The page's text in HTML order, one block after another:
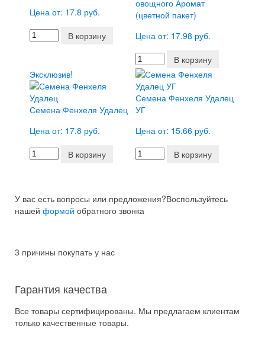
Цена от: 17.8 руб.
В корзину
овощного Аромат
(цветной пакет)
Цена от: 17.98 руб.
В корзину
Эксклюзив!
Семена Фенхеля Удалец
Цена от: 17.8 руб.
В корзину
Семена Фенхеля Удалец
УГ
Цена от: 15.66 руб.
В корзину
У вас есть вопросы или предложения?Воспользуйтесь
нашей формой обратного звонка
3 причины покупать у нас
Гарантия качества
Все товары сертифицированы. Мы предлагаем клиентам
только качественные товары.